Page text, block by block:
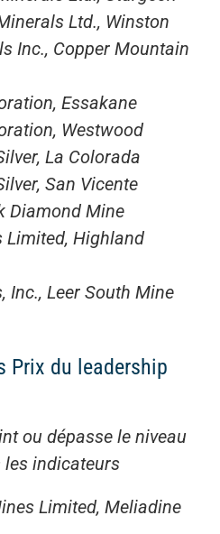
Ltd., Winston
Inc., Copper Mountain
Essakane
Westwood
La Colorada
San Vicente
Diamond Mine
Limited, Highland
Inc., Leer South Mine
Prix du leadership
ou dépasse le niveau
les indicateurs
Limited, Meliadine